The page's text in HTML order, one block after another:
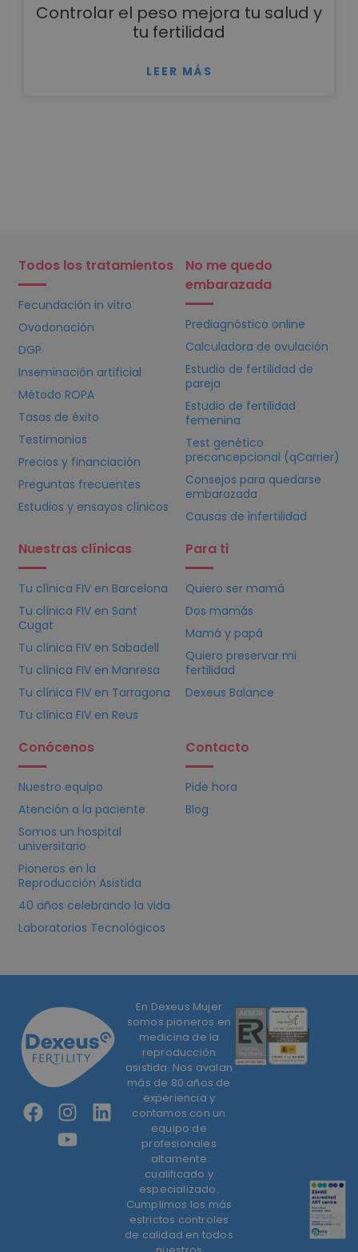
Controlar el peso mejora tu salud y
tu fertilidad
LEER MÁS
Todos los tratamientos
Fecundación in vitro
Ovodonación
DGP
Inseminación artificial
Método ROPA
Tasas de éxito
Testimonios
Precios y financiación
Preguntas frecuentes
Estudios y ensayos clínicos
No me quedo
embarazada
Prediagnóstico online
Calculadora de ovulación
Estudio de fertilidad de
pareja
Estudio de fertilidad
femenina
Test genético
preconcepcional (qCarrier)
Consejos para quedarse
embarazada
Causas de infertilidad
Nuestras clínicas
Tu clínica FIVen Barcelona
Tu clínica FIVen Sant
Cugat
Tu clínica FIVen Sabadell
Tu clínica FIVen Manresa
Tu clínica FIVen Tarragona
Tu clínica FIVen Reus
Para ti
Quiero ser mamá
Dos mamás
Mamá y papá
Quiero preservar mi
fertilidad
Dexeus Balance
Conócenos
Nuestro equipo
Atención a la paciente
Somos un hospital
universitario
Pioneros en la
Reproducción Asistida
40 años celebrando la vida
Laboratorios Tecnológicos
Contacto
Pide hora
Blog
En Dexeus Mujer
somos pioneros en
medicina de la
reproducción
asistida. Nos avalan
más de 80 años de
experiencia y
contamos con un
equipo de
profesionales
altamente
cualificado y
especializado.
Cumplimos los más
estrictos controles
de calidad en todos